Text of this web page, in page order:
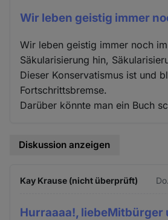
Wir leben geistig immer
Wir leben geistig immer noch
Säkularisierung hin,
Dieser Konservatismus ist und
Fortschrittsbremse.
Darüber könnte man ein Buch
Diskussion anzeigen
Kay Krause (nicht überprüft)
Hurraaaa!, liebeMitbürger